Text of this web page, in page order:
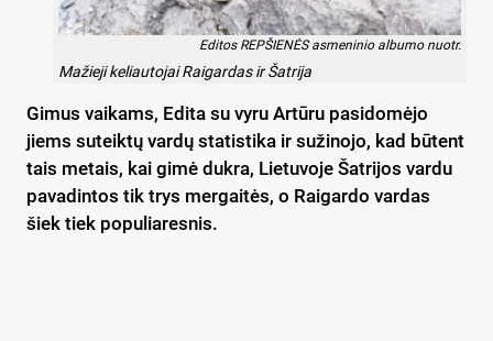
Edi­tos REP­ŠIE­NĖS as­me­ni­nio al­bu­mo nuo­tr.
Ma­žie­ji ke­liau­to­jai Rai­gar­das ir Šat­ri­ja
Gi­mus vai­kams, Edi­ta su vy­ru Ar­tū­ru pa­si­do­mė­jo
jiems su­teik­tų var­dų sta­tis­ti­ka ir su­ži­no­jo, kad bū­tent
tais me­tais, kai gi­mė duk­ra, Lie­tu­vo­je Šat­ri­jos var­du
pa­va­din­tos tik trys mer­gai­tės, o Rai­gar­do var­das
šiek tiek po­pu­lia­res­nis.